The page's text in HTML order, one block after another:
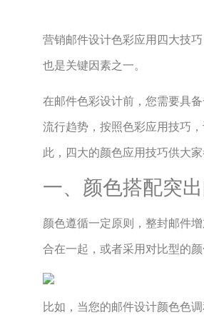
营销邮件设计色彩应用四大技
也是关键因素之一。
在邮件色彩设计前，您需要具
流行趋势，按照色彩应用技巧
此，四大的颜色应用技巧供大家
一、颜色搭配突
颜色遵循一定原则，整封邮件
合在一起，或者采用对比型的
比如，当您的邮件设计颜色色